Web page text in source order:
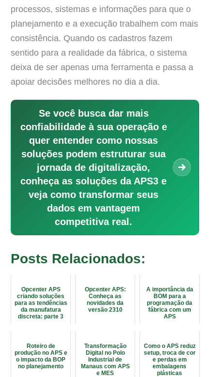
processos, sistemas e informações para que o
planejamento e a execução trabalhem com mais
consistência. Quando os cadastros fazem
sentido para a realidade da fábrica, o sistema
deixa de ser apenas uma ferramenta e passa a
apoiar decisões melhores no dia a dia.
Se você busca dar mais
confiabilidade à sua operação e
quer entender como nossas
soluções podem estruturar sua
jornada de digitalização,
conheça as soluções da APS3 e
veja como transformar seus
dados em vantagem
competitiva real.
Posts Relacionados:
Opcenter APS
criando soluções
para as tendências
da manufatura
discreta: parte 3
Opcenter APS:
Conheça as
novidades da
versão 2310
A importância da
BOM para a
programação da
fábrica com um
APS
Roteiro de
produção no APS e
o impacto da BOP
no planejamento
Transformação
Digital no Polo
Industrial de
Manaus com APS
e MES
Como o APS reduz
setup, troca de cor
e perdas em
embalagens
plásticas